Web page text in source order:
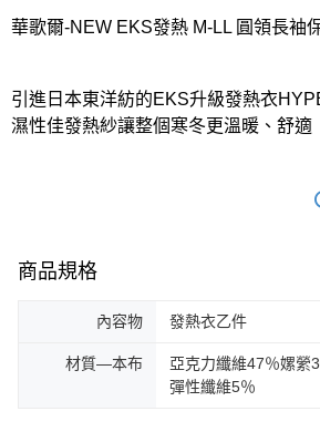
華歌爾-NEW EKS發熱 M-LL 圓領長袖
引進日本東洋紡的EKS升級發熱衣
濕性佳發熱紗讓整個寒冬更溫暖、舒適
商品規格
內容物 發熱衣乙件
材質—本布
亞克力纖維47％嫘縈
彈性纖維5％